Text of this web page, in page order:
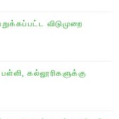
விடுமுறை
கல்லூரிகளுக்கு